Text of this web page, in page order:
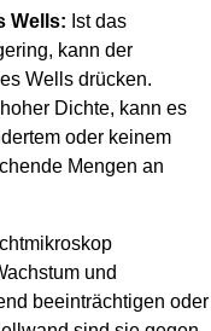
Wells: Ist das
kann der
Wells drücken.
Dichte, kann es
oder keinem
Mengen an
und
beeinträchtigen oder